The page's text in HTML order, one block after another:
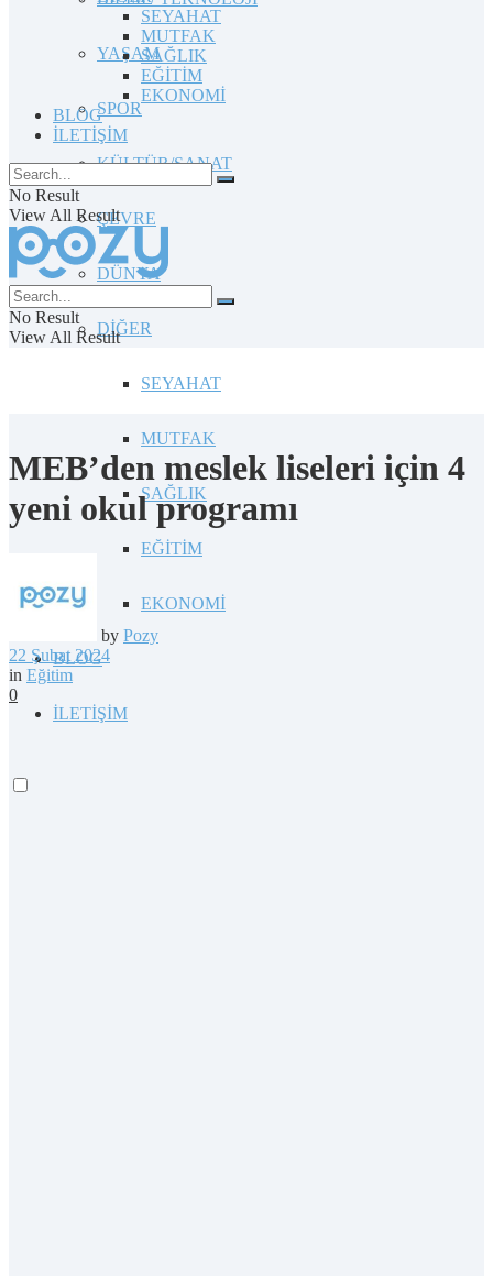
YAŞAM
SPOR
KÜLTÜR/SANAT
ÇEVRE
DÜNYA
DİĞER
SEYAHAT
MUTFAK
SAĞLIK
EĞİTİM
EKONOMİ
BLOG
İLETİŞİM
SEYAHAT
MUTFAK
SAĞLIK
EĞİTİM
EKONOMİ
BLOG
İLETİŞİM
No Result
View All Result
No Result
View All Result
MEB’den meslek liseleri için 4
yeni okul programı
by Pozy
22 Şubat 2024
in Eğitim
0